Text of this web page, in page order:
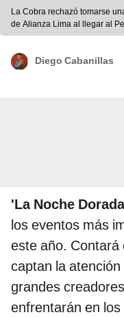
La Cobra rechazó tomarse
de Alianza Lima al llegar al
Diego Cabanillas
'La Noche
los eventos más
este año. Contará
captan la
grandes
enfrentarán en